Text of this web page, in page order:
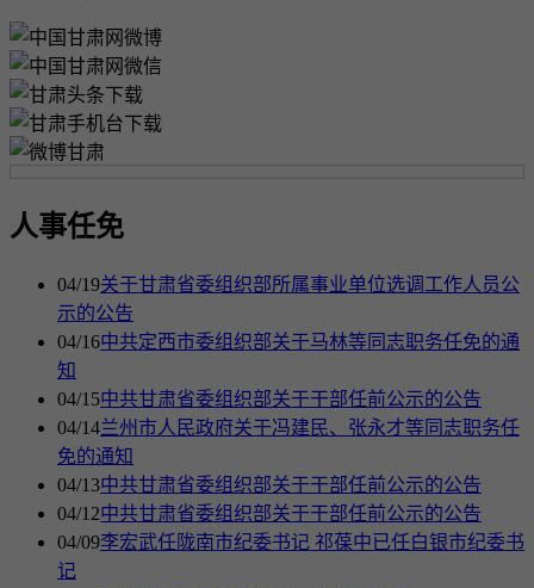
人事任免
04/19关于甘肃省委组织部所属事业单位选调工作人员公
示的公告
04/16中共定西市委组织部关于马林等同志职务任免的通
知
04/15中共甘肃省委组织部关于干部任前公示的公告
04/14兰州市人民政府关于冯建民、张永才等同志职务任
免的通知
04/13中共甘肃省委组织部关于干部任前公示的公告
04/12中共甘肃省委组织部关于干部任前公示的公告
04/09李宏武任陇南市纪委书记 祁葆中已任白银市纪委书
记